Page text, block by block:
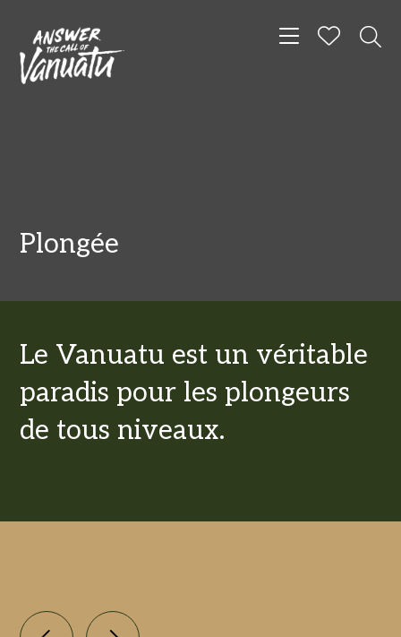
Toggle
Plongée
Le Vanuatu est un véritable
paradis pour les plongeurs
de tous niveaux.